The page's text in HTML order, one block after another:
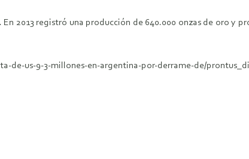
2013 registró una producción de 640.000 onzas de oro y
us-9-3-millones-en-argentina-por-derrame-de/